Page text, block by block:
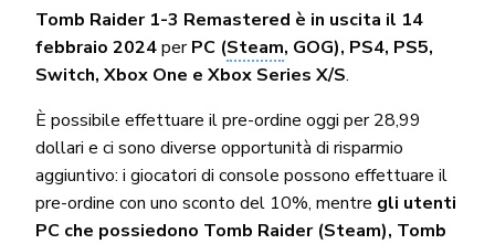
Tomb Raider 1-3 Remastered è in uscita il 14
febbraio 2024perPC (Steam, GOG), PS4, PS5,
Switch, Xbox One e Xbox Series X/S.
È possibile effettuare il pre-ordine oggi per 28,99
dollari e ci sono diverse opportunità di risparmio
aggiuntivo: i giocatori di console possono effettuare il
pre-ordine con uno sconto del 10%, mentre gli utenti
PC che possiedono Tomb Raider (Steam), Tomb